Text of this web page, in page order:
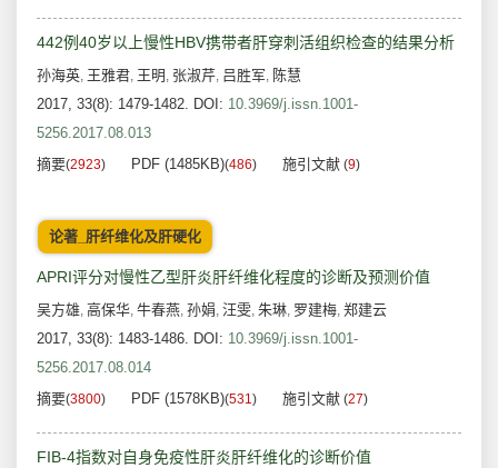
442例40岁以上慢性HBV携带者肝穿刺活组织检查的结果分析
孙海英, 王雅君, 王明 , 张淑芹, 吕胜军, 陈慧
2017, 33(8): 1479-1482. DOI: 10.3969/j.issn.1001-
5256.2017.08.013
摘要(2923) PDF (1485KB)(486) 施引文献 (9)
论著_肝纤维化及肝硬化
APRI评分对慢性乙型肝炎肝纤维化程度的诊断及预测价值
吴方雄, 高保华, 牛春燕, 孙娟, 汪雯, 朱琳, 罗建梅, 郑建云
2017, 33(8): 1483-1486. DOI: 10.3969/j.issn.1001-
5256.2017.08.014
摘要(3800) PDF (1578KB)(531) 施引文献 (27)
FIB-4指数对自身免疫性肝炎肝纤维化的诊断价值